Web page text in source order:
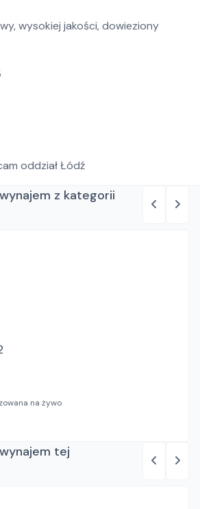
wysokiej jakości, dowieziony
oddział Łódź
z kategorii
na żywo
tej